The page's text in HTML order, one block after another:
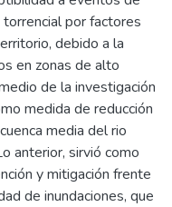
por factores
debido a la
en zonas de alto
de la investigación
medida de reducción
media del rio
anterior, sirvió como
y mitigación frente
de inundaciones, que